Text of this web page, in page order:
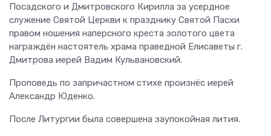
Посадского и Дмитровского Кирилла за усердное
служение Святой Церкви к празднику Святой Пасхи
правом ношения наперсного креста золотого цвета
награждён настоятель храма праведной Елисаветы г.
Дмитрова иерей Вадим Кульвановский.
Проповедь по запричастном стихе произнёс иерей
Александр Юденко.
После Литургии была совершена заупокойная лития.